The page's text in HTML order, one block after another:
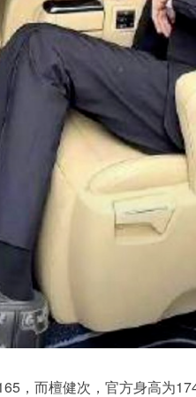
，而檀健次，官方身高为